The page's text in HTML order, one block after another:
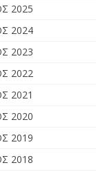
2025
2024
2023
2022
2021
2020
2019
2018